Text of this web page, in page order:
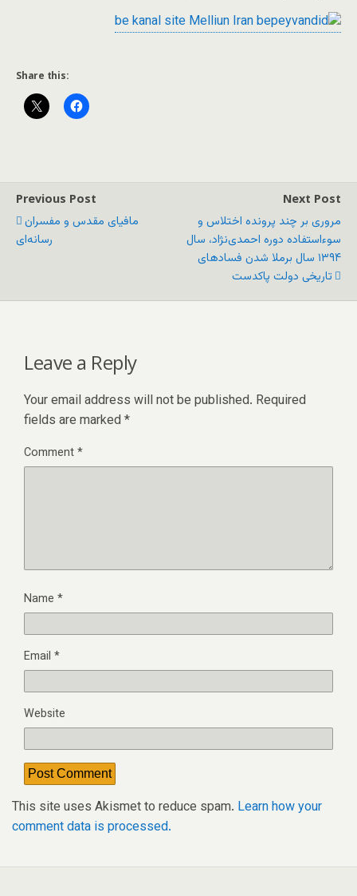
Share this:
Previous Post
مافیاى مقدس و مفسران
رسانه‌اى
Next Post
مروری بر چند پرونده اختلاس و
سوء‌استفاده دوره احمدی‌نژاد، سال
۱۳۹۴ سال برملا شدن فسادهای
تاریخی دولت پاکدست
Leave a Reply
Your email address will not be published. Required
fields are marked *
Comment*
Name *
Email *
Website
This site uses Akismet to reduce spam. Learn how your
comment data is processed.